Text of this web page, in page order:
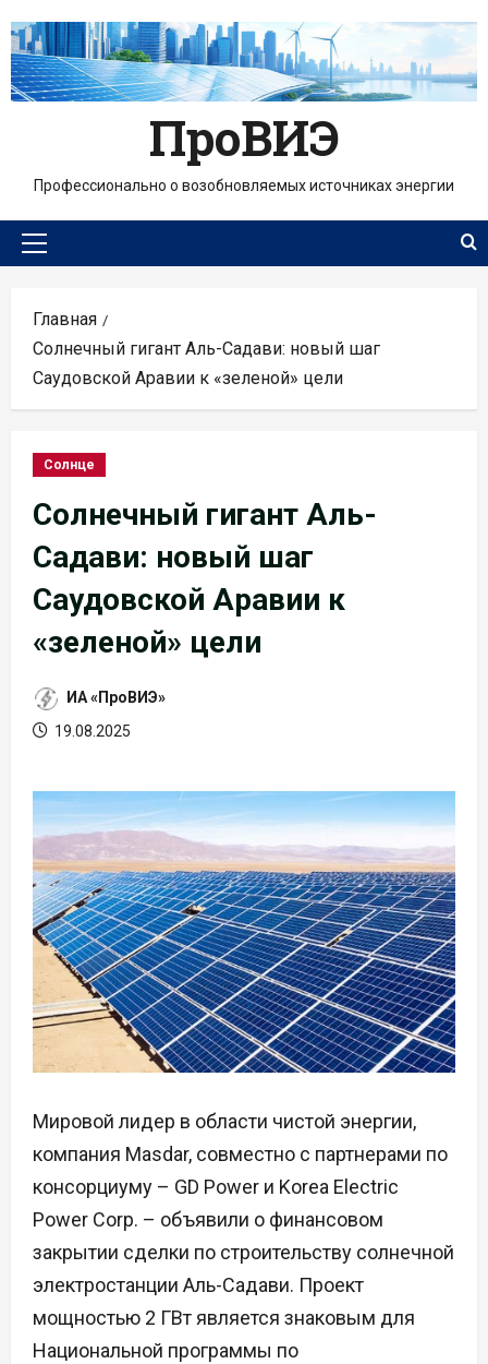
содержимому
ПроВИЭ
Профессионально о возобновляемых источниках энергии
Основное
Главная
Солнечный гигант Аль-Садави: новый шаг
Саудовской Аравии к «зеленой» цели
Солнце
Солнечный гигант Аль-
Садави: новый шаг
Саудовской Аравии к
«зеленой» цели
ИА «ПроВИЭ»
19.08.2025
Мировой лидер в области чистой энергии,
компания Masdar, совместно с партнерами по
консорциуму – GD Power и Korea Electric
Power Corp. – объявили о финансовом
закрытии сделки по строительству солнечной
электростанции Аль-Садави. Проект
мощностью 2 ГВт является знаковым для
Национальной программы по